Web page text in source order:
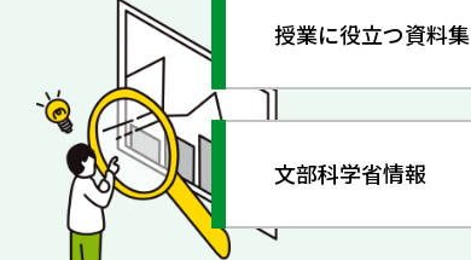
授業に役立つ資料集
文部科学省情報